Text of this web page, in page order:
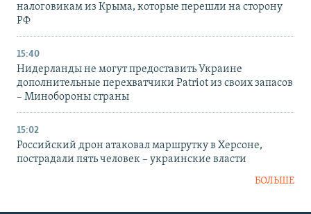
налоговикам из Крыма, которые перешли на сторону
РФ
15:40
Нидерланды не могут предоставить Украине
дополнительные перехватчики Patriot из своих запасов
– Минобороны страны
15:02
Российский дрон атаковал маршрутку в Херсоне,
пострадали пять человек – украинские власти
БОЛЬШЕ